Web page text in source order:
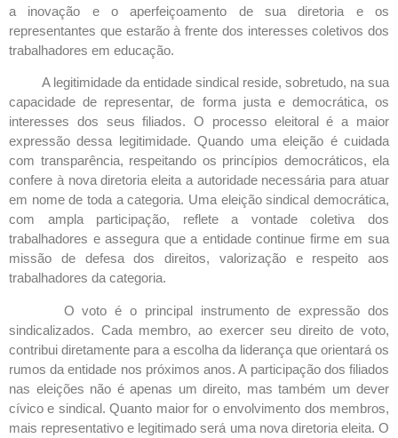
a inovação e o aperfeiçoamento de sua diretoria e os
representantes que estarão à frente dos interesses coletivos dos
trabalhadores em educação.
A legitimidade da entidade sindical reside, sobretudo, na sua
capacidade de representar, de forma justa e democrática, os
interesses dos seus filiados. O processo eleitoral é a maior
expressão dessa legitimidade. Quando uma eleição é cuidada
com transparência, respeitando os princípios democráticos, ela
confere à nova diretoria eleita a autoridade necessária para atuar
em nome de toda a categoria. Uma eleição sindical democrática,
com ampla participação, reflete a vontade coletiva dos
trabalhadores e assegura que a entidade continue firme em sua
missão de defesa dos direitos, valorização e respeito aos
trabalhadores da categoria.
O voto é o principal instrumento de expressão dos
sindicalizados. Cada membro, ao exercer seu direito de voto,
contribui diretamente para a escolha da liderança que orientará os
rumos da entidade nos próximos anos. A participação dos filiados
nas eleições não é apenas um direito, mas também um dever
cívico e sindical. Quanto maior for o envolvimento dos membros,
mais representativo e legitimado será uma nova diretoria eleita. O